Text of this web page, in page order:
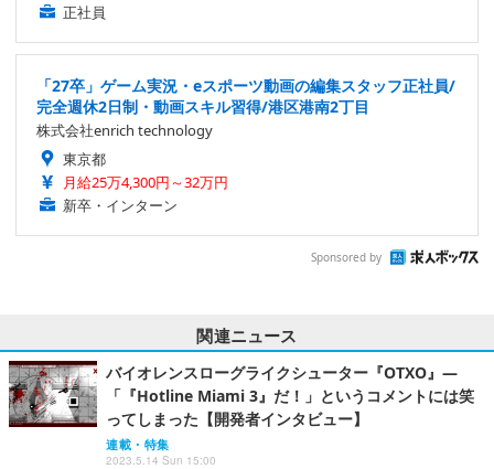
正社員
「27卒」ゲーム実況・eスポーツ動画の編集スタッフ正社員/
完全週休2日制・動画スキル習得/港区港南2丁目
株式会社enrich technology
東京都
月給25万4,300円～32万円
新卒・インターン
Sponsored by
関連ニュース
バイオレンスローグライクシューター『OTXO』―
「『Hotline Miami 3』だ！」というコメントには笑
ってしまった【開発者インタビュー】
連載・特集
2023.5.14 Sun 15:00